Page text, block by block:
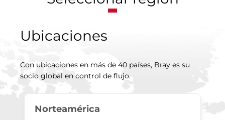
Ubicaciones
Con ubicaciones en más de 40 países, Bray es su
socio global en control de flujo.
Norteamérica